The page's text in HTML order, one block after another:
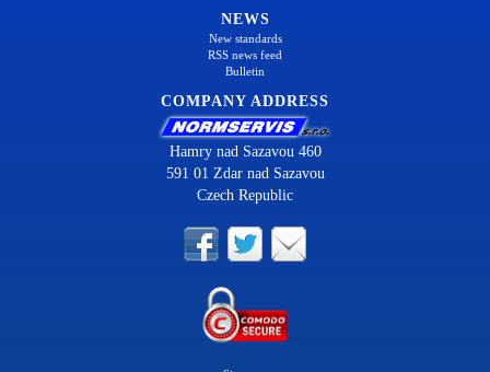
NEWS
New standards
RSS news feed
Bulletin
COMPANY ADDRESS
Hamry nad Sazavou 460
591 01 Zdar nad Sazavou
Czech Republic